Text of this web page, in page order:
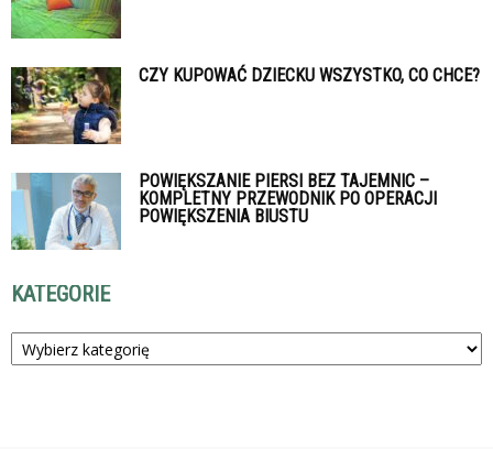
CZY KUPOWAĆ DZIECKU WSZYSTKO, CO CHCE?
POWIĘKSZANIE PIERSI BEZ TAJEMNIC –
KOMPLETNY PRZEWODNIK PO OPERACJI
POWIĘKSZENIA BIUSTU
KATEGORIE
Kategorie